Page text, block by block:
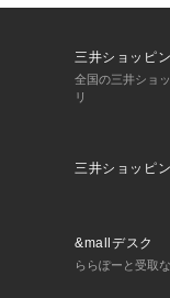
三井ショッピ
全国の三井ショ
リ
三井ショッピ
&mallデスク
ららぽーと受取